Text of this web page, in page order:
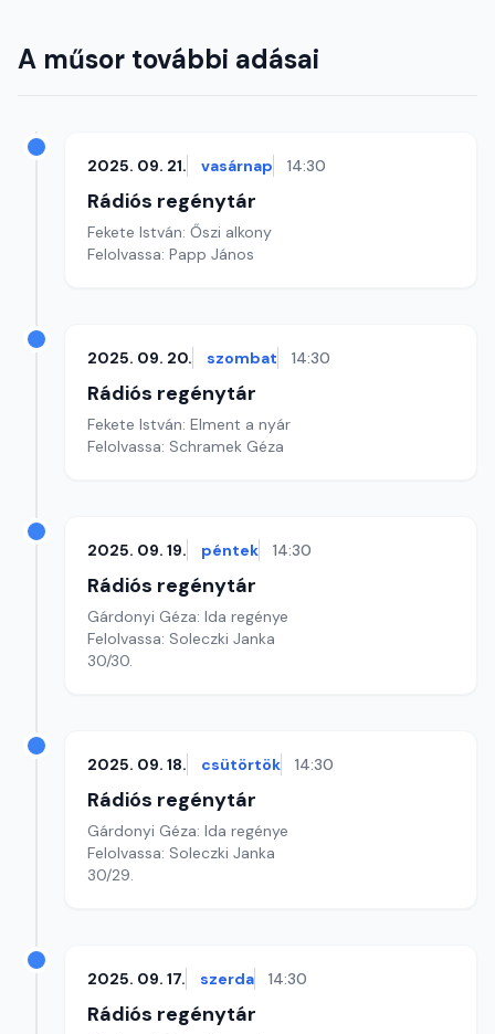
A műsor további adásai
2025. 09. 21. vasárnap 14:30
Rádiós regénytár
Fekete István: Őszi alkony
Felolvassa: Papp János
2025. 09. 20. szombat 14:30
Rádiós regénytár
Fekete István: Elment a nyár
Felolvassa: Schramek Géza
2025. 09. 19. péntek 14:30
Rádiós regénytár
Gárdonyi Géza: Ida regénye
Felolvassa: Soleczki Janka
30/30.
2025. 09. 18. csütörtök 14:30
Rádiós regénytár
Gárdonyi Géza: Ida regénye
Felolvassa: Soleczki Janka
30/29.
2025. 09. 17. szerda 14:30
Rádiós regénytár